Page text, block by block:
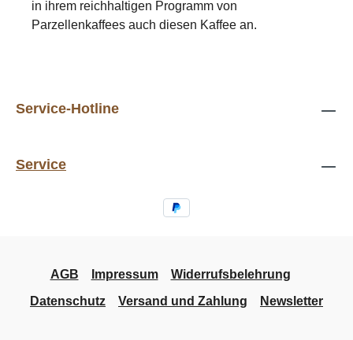
in ihrem reichhaltigen Programm von
Parzellenkaffees auch diesen Kaffee an.
Service-Hotline
Service
AGB Impressum
Widerrufsbelehrung
Datenschutz
Versand und Zahlung Newsletter